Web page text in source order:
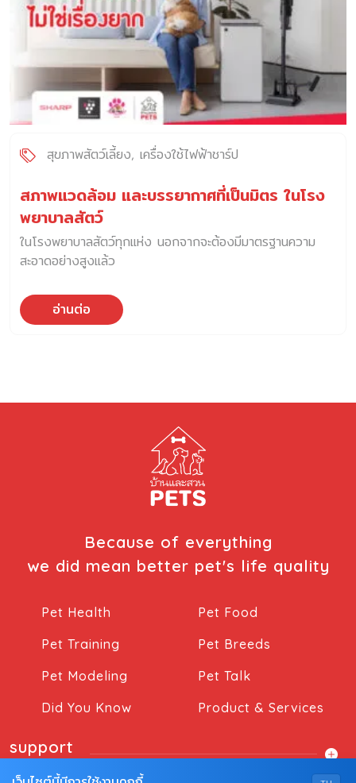
สุขภาพสัตว์เลี้ยง เครื่องใช้ไฟฟ้าชาร์ป
สภาพแวดล้อม และบรรยากาศที่เป็นมิตร ในโรง
พยาบาลสัตว์
ในโรงพยาบาลสัตว์ทุกแห่ง นอกจากจะต้องมีมาตรฐานความ
สะอาดอย่างสูงแล้ว
อ่านต่อ
Because of everything
we did mean better pet's life quality
Pet Health
Pet Food
Pet Training
Pet Breeds
Pet Modeling
Pet Talk
Did You Know
Product & Services
support